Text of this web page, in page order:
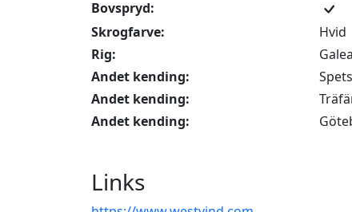
Bovspryd:
Skrogfarve:
Hvid
Rig:
Andet kending:
Andet kending:
Andet kending:
Links